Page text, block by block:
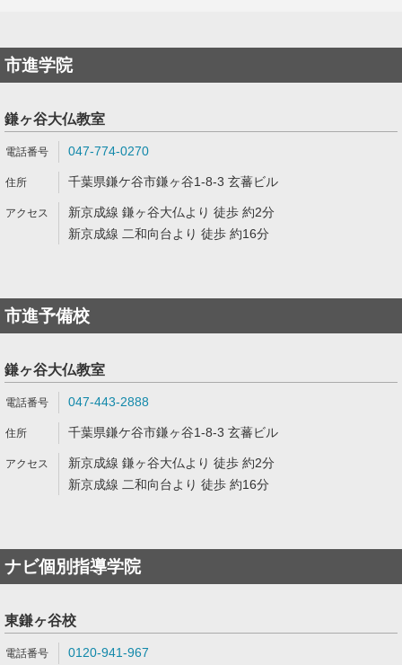
市進学院
鎌ヶ谷大仏教室
047-774-0270
千葉県鎌ケ谷市鎌ヶ谷1-8-3 玄蕃ビル
新京成線 鎌ヶ谷大仏より 徒歩 約2分
新京成線 二和向台より 徒歩 約16分
市進予備校
鎌ヶ谷大仏教室
047-443-2888
千葉県鎌ケ谷市鎌ヶ谷1-8-3 玄蕃ビル
新京成線 鎌ヶ谷大仏より 徒歩 約2分
新京成線 二和向台より 徒歩 約16分
ナビ個別指導学院
東鎌ヶ谷校
0120-941-967